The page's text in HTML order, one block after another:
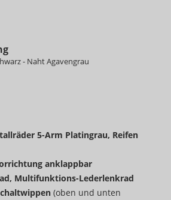
- Naht Agavengrau
5-Arm Platingrau, Reifen
anklappbar
Multifunktions-Lederlenkrad
(oben und unten